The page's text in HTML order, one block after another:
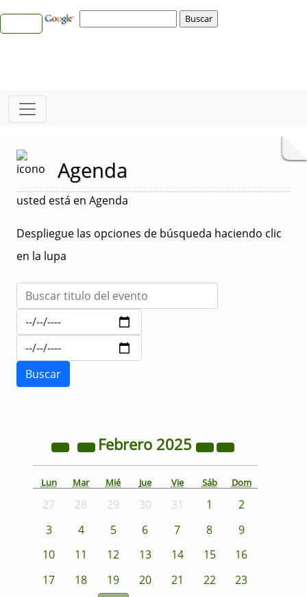
Agenda
usted está en Agenda
Despliegue las opciones de búsqueda haciendo clic
en la lupa
Febrero 2025
Lun Mar Mié Jue Vie Sáb Dom
27 28 29 30 31 1
2
3
4 5 6 7 8
9
10
11 12 13 14 15
16
17
18 19 20 21 22
23